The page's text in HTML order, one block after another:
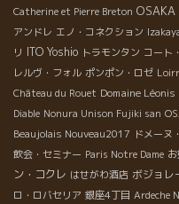
Catherine et Pierre Breton OSAKA
アンドレ エノ・コネクション
リ ITO Yoshio トラモンタン コート
レルヴ・フォル ポンポン・ロゼ
Château du Rouet Domaine Léonis
Diable Nonura Unison Fujiki san
Beaujolais Nouveau2017 ドメーヌ
飲会・セミナー Paris Notre Dame
ン・コクレ はせがわ酒店 ボジョレ
ロ・ロバセリア 銀座4丁目 Ardeche